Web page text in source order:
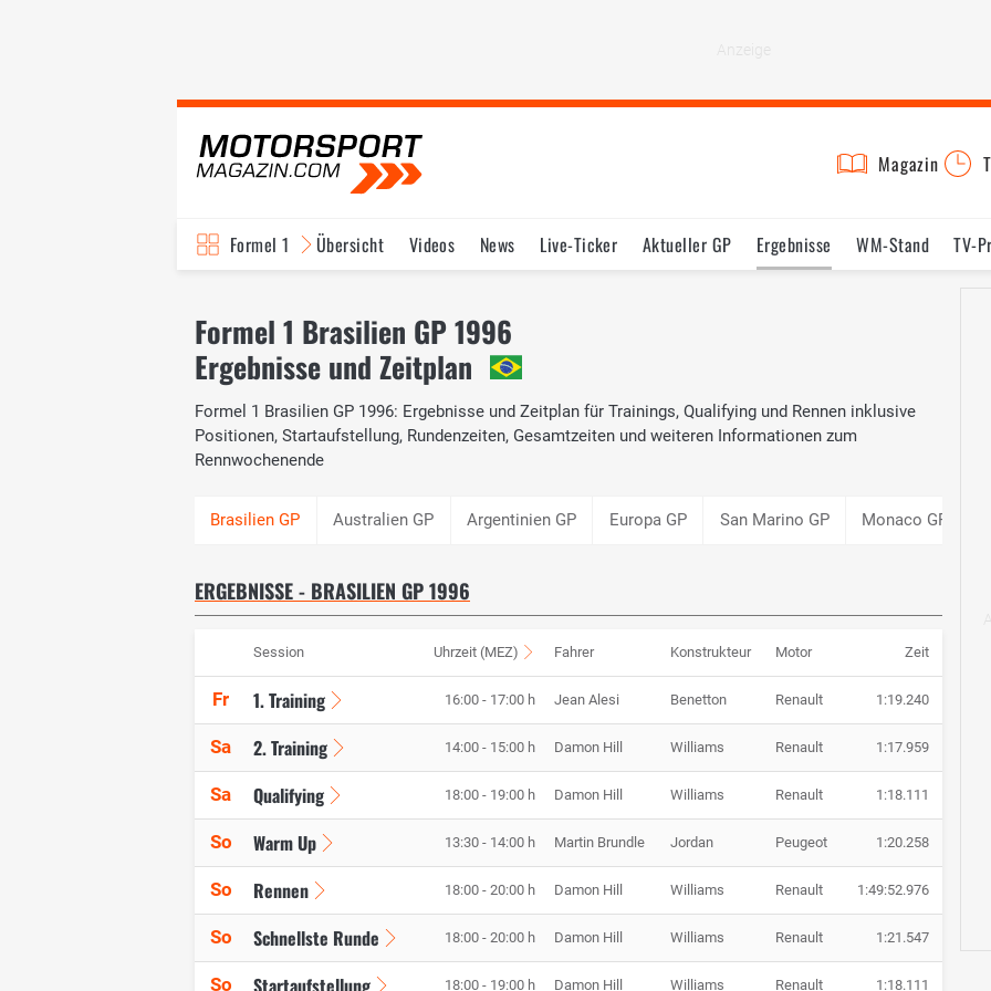
Magazin
Formel 1 Übersicht Videos News Live-Ticker Aktueller GP Ergebnisse WM-Stand TV-
Formel 1 Brasilien GP 1996
Ergebnisse und Zeitplan
Formel 1 Brasilien GP 1996: Ergebnisse und Zeitplan für Trainings, Qualifying und Rennen inklusive
Positionen, Startaufstellung, Rundenzeiten, Gesamtzeiten und weiteren Informationen zum
Rennwochenende
Australien GP Argentinien GP Europa GP San Marino GP Monaco GP
ERGEBNISSE - BRASILIEN GP 1996
Session Uhrzeit (MEZ) Fahrer Konstrukteur Motor Zeit
Fr 1. Training 16:00 - 17:00 h Jean Alesi Benetton Renault 1:19.240
Sa 2. Training 14:00 - 15:00 h Damon Hill Williams Renault 1:17.959
Sa Qualifying 18:00 - 19:00 h Damon Hill Williams Renault 1:18.111
So Warm Up 13:30 - 14:00 h Martin Brundle Jordan Peugeot 1:20.258
So Rennen 18:00 - 20:00 h Damon Hill Williams Renault 1:49:52.976
So Schnellste Runde 18:00 - 20:00 h Damon Hill Williams Renault 1:21.547
So 18:00 - 19:00 h Damon Hill Williams Renault 1:18.111